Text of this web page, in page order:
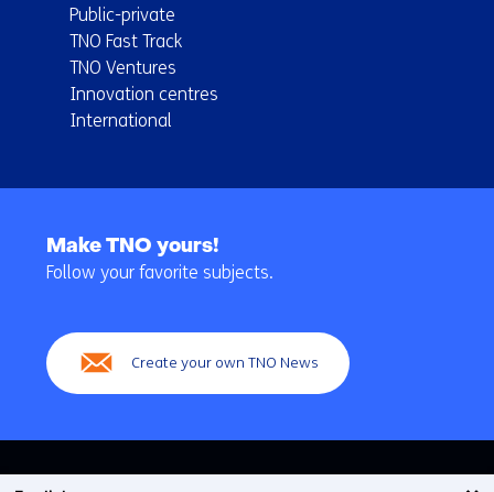
Public-private
TNO Fast Track
TNO Ventures
Innovation centres
International
navigation
Make TNO yours!
Follow your favorite subjects.
Create your own TNO News